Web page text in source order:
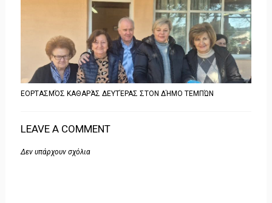
ΕΟΡΤΑΣΜΌΣ ΚΑΘΑΡΆΣ ΔΕΥΤΈΡΑΣ ΣΤΟΝ ΔΉΜΟ ΤΕΜΠΏΝ
LEAVE A COMMENT
Δεν υπάρχουν σχόλια